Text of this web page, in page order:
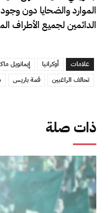
ذات صلة
الموارد والضحايا دون
الدائمين لجميع الأطراف
علامات أوكرانيا إيمانويل
تحالف الراغبين
قمة باريس